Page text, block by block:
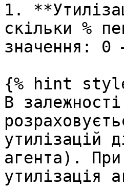
1.
скільки %
значення: 0
{% hint
В
утилізацій
агента). При
утилізація